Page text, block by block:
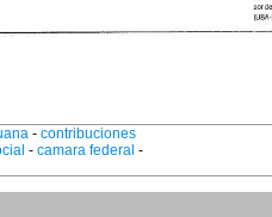
- contribuciones
- camara federal -